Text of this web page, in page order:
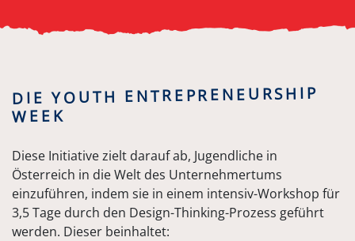
DIE YOUTH ENTREPRENEURSHIP
WEEK
Diese Initiative zielt darauf ab, Jugendliche in
Österreich in die Welt des Unternehmertums
einzuführen, indem sie in einem intensiv-Workshop für
3,5 Tage durch den Design-Thinking-Prozess geführt
werden. Dieser beinhaltet: